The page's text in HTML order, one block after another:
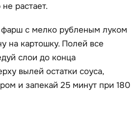
растает.
с мелко рубленым луком
на картошку. Полей все
слои до конца
вылей остатки соуса,
и запекай 25 минут при 180